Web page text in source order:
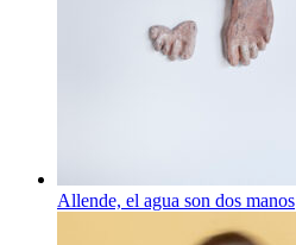
Allende, el agua son dos manos